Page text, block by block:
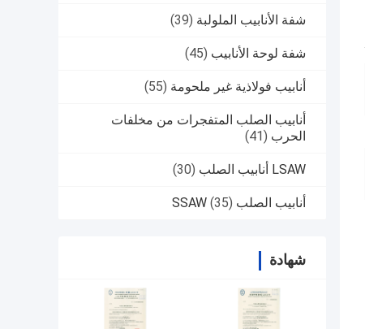
شفة الأنابيب الملولبة (39)
شفة لوحة الأنابيب (45)
أنابيب فولاذية غير ملحومة (55)
أنابيب الصلب المتفجرات من مخلفات
الحرب (41)
LSAW أنابيب الصلب (30)
أنابيب الصلب SSAW (35)
شهادة